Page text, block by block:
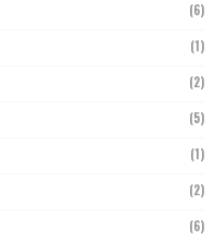
(6)
(1)
(2)
(5)
(1)
(2)
(6)